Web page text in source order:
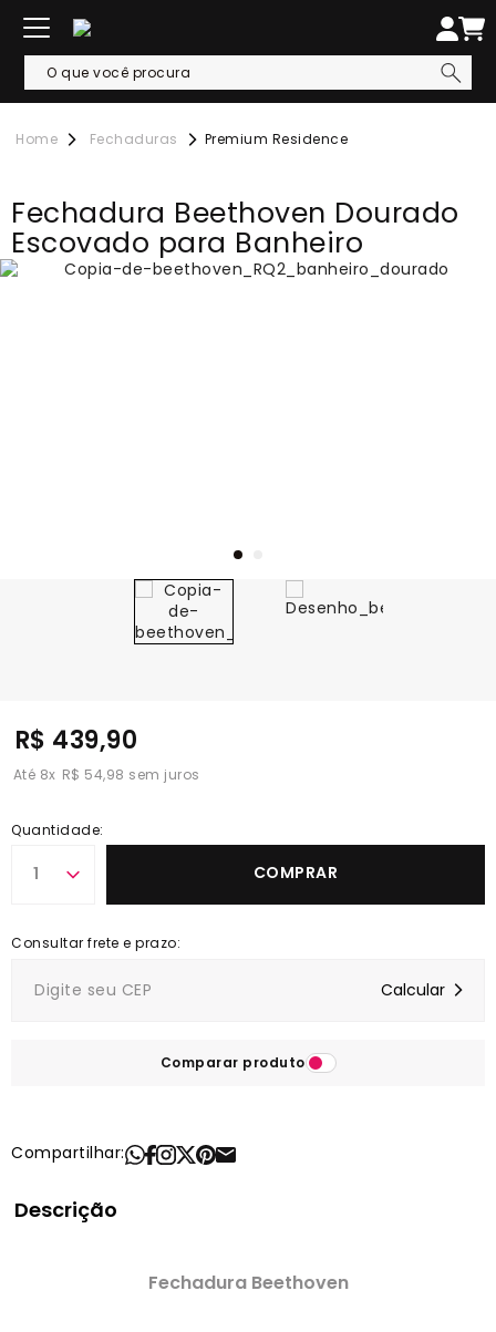
Fechaduras Premium Residence
Fechadura Beethoven Dourado
Escovado para Banheiro
R$ 439,90
8x R$ 54,98
Quantidade:
1 COMPRAR
Comparar produto
Compartilhar:
Descrição
Fechadura Beethoven